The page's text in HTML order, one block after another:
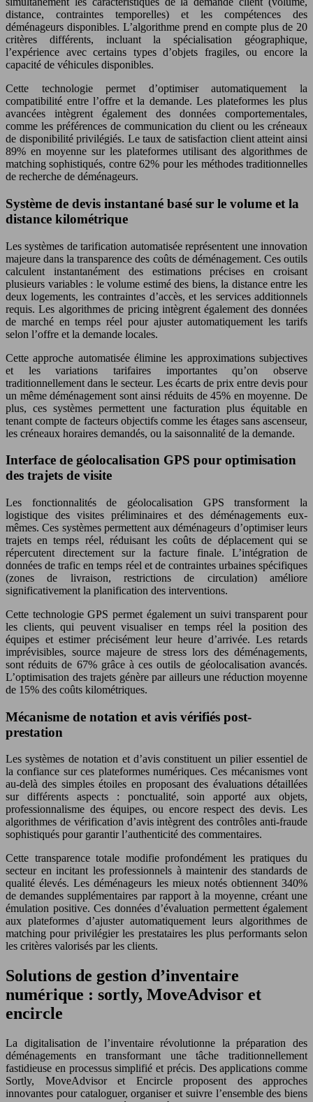
distance, contraintes temporelles) et les compétences des
déménageurs disponibles. L’algorithme prend en compte plus de 20
critères différents, incluant la spécialisation géographique,
l’expérience avec certains types d’objets fragiles, ou encore la
capacité de véhicules disponibles.
Cette technologie permet d’optimiser automatiquement la
compatibilité entre l’offre et la demande. Les plateformes les plus
avancées intègrent également des données comportementales,
comme les préférences de communication du client ou les créneaux
de disponibilité privilégiés. Le taux de satisfaction client atteint ainsi
89% en moyenne sur les plateformes utilisant des algorithmes de
matching sophistiqués, contre 62% pour les méthodes traditionnelles
de recherche de déménageurs.
Système de devis instantané basé sur le volume et la
distance kilométrique
Les systèmes de tarification automatisée représentent une innovation
majeure dans la transparence des coûts de déménagement. Ces outils
calculent instantanément des estimations précises en croisant
plusieurs variables : le volume estimé des biens, la distance entre les
deux logements, les contraintes d’accès, et les services additionnels
requis. Les algorithmes de pricing intègrent également des données
de marché en temps réel pour ajuster automatiquement les tarifs
selon l’offre et la demande locales.
Cette approche automatisée élimine les approximations subjectives
et les variations tarifaires importantes qu’on observe
traditionnellement dans le secteur. Les écarts de prix entre devis pour
un même déménagement sont ainsi réduits de 45% en moyenne. De
plus, ces systèmes permettent une facturation plus équitable en
tenant compte de facteurs objectifs comme les étages sans ascenseur,
les créneaux horaires demandés, ou la saisonnalité de la demande.
Interface de géolocalisation GPS pour optimisation
des trajets de visite
Les fonctionnalités de géolocalisation GPS transforment la
logistique des visites préliminaires et des déménagements eux-
mêmes. Ces systèmes permettent aux déménageurs d’optimiser leurs
trajets en temps réel, réduisant les coûts de déplacement qui se
répercutent directement sur la facture finale. L’intégration de
données de trafic en temps réel et de contraintes urbaines spécifiques
(zones de livraison, restrictions de circulation) améliore
significativement la planification des interventions.
Cette technologie GPS permet également un suivi transparent pour
les clients, qui peuvent visualiser en temps réel la position des
équipes et estimer précisément leur heure d’arrivée. Les retards
imprévisibles, source majeure de stress lors des déménagements,
sont réduits de 67% grâce à ces outils de géolocalisation avancés.
L’optimisation des trajets génère par ailleurs une réduction moyenne
de 15% des coûts kilométriques.
Mécanisme de notation et avis vérifiés post-
prestation
Les systèmes de notation et d’avis constituent un pilier essentiel de
la confiance sur ces plateformes numériques. Ces mécanismes vont
au-delà des simples étoiles en proposant des évaluations détaillées
sur différents aspects : ponctualité, soin apporté aux objets,
professionnalisme des équipes, ou encore respect des devis. Les
algorithmes de vérification d’avis intègrent des contrôles anti-fraude
sophistiqués pour garantir l’authenticité des commentaires.
Cette transparence totale modifie profondément les pratiques du
secteur en incitant les professionnels à maintenir des standards de
qualité élevés. Les déménageurs les mieux notés obtiennent 340%
de demandes supplémentaires par rapport à la moyenne, créant une
émulation positive. Ces données d’évaluation permettent également
aux plateformes d’ajuster automatiquement leurs algorithmes de
matching pour privilégier les prestataires les plus performants selon
les critères valorisés par les clients.
Solutions de gestion d’inventaire
numérique : sortly, MoveAdvisor et
encircle
La digitalisation de l’inventaire révolutionne la préparation des
déménagements en transformant une tâche traditionnellement
fastidieuse en processus simplifié et précis. Des applications comme
Sortly, MoveAdvisor et Encircle proposent des approches
innovantes pour cataloguer, organiser et suivre l’ensemble des biens